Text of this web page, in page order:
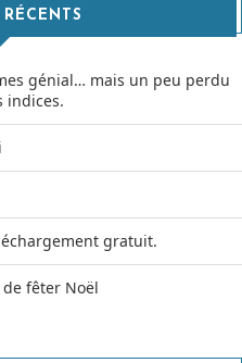
génial… mais un peu perdu
indices.
gratuit.
de fêter Noël